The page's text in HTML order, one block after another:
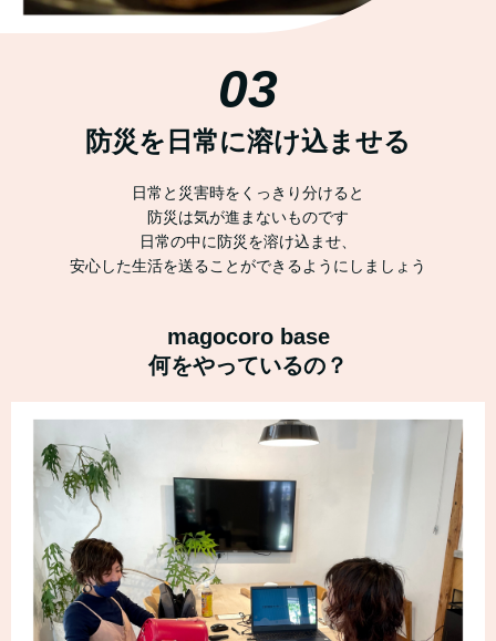
03
防災を日常に溶け込ませる
日常と災害時をくっきり分けると
防災は気が進まないものです
日常の中に防災を溶け込ませ、
安心した生活を送ることができるようにしましょう
magocoro base
何をやっているの？